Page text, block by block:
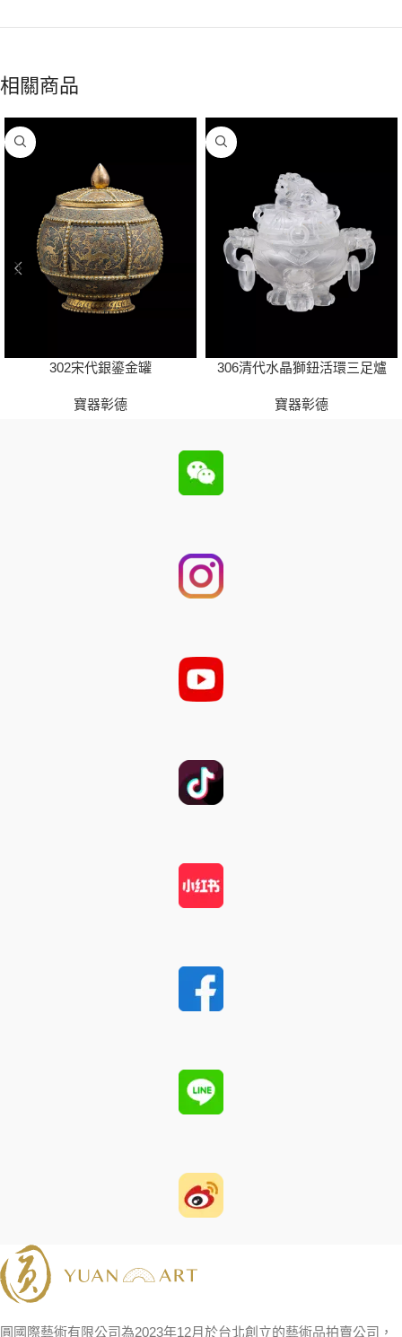
相關商品
302宋代銀鎏金罐
寶器彰德
306清代水晶獅鈕活環三足爐
寶器彰德
圓國際藝術有限公司為2023年12月於台北創立的藝術品拍賣公司，